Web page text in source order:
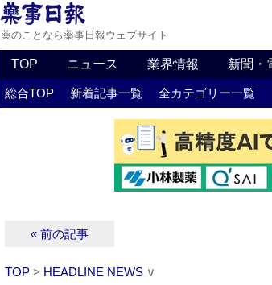
薬のことなら薬事日報ウェブサイト
TOP ニュース 業界情報 新聞・
総合TOP 新着記事一覧 全カテゴリー一覧
« 前の記事
TOP > HEADLINE NEWS ∨